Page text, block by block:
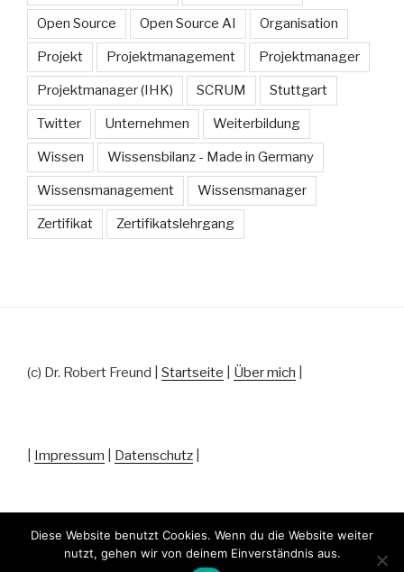
Open Source Open Source AI Organisation
Projekt Projektmanagement Projektmanager
Projektmanager (IHK) SCRUM Stuttgart
Twitter Unternehmen Weiterbildung
Wissen Wissensbilanz - Made in Germany
Wissensmanagement Wissensmanager
Zertifikat Zertifikatslehrgang
(c) Dr. Robert Freund | Startseite Über mich
Impressum Datenschutz
Datenschutz Stolz präsentiert von WordPress
Diese Website benutzt Cookies. Wenn du die Website weiter
nutzt, gehen wir von deinem Einverständnis aus.